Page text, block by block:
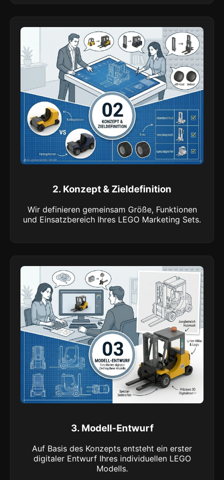
2. Konzept & Zieldefinition
Wir definieren gemeinsam Größe, Funktionen
und Einsatzbereich Ihres LEGO Marketing Sets.
3. Modell-Entwurf
Auf Basis des Konzepts entsteht ein erster
digitaler Entwurf Ihres individuellen LEGO
Modells.